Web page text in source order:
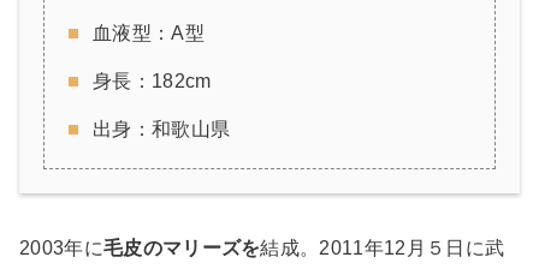
血液型：A型
身長：182cm
出身：和歌山県
2003年に毛皮のマリーズを結成。2011年12月５日に武